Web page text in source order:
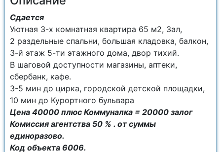
Сдается
Уютная 3-х комнатная квартира 65 м2, Зал,
2 раздельные спальни, большая кладовка, балкон,
3-й этаж 5-ти этажного дома, двор тихий.
В шаговой доступности магазины, аптеки,
сбербанк, кафе.
3-5 мин до цирка, городской детской площадки,
10 мин до Курортного бульвара
Цена 40000 плюс Коммуналка = 20000 залог
Комиссия агентства 50 % . от суммы
единоразово.
Код объекта 6006.